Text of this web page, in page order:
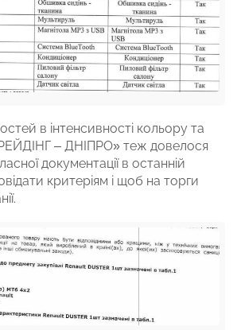
в інтенсивності кольору та
– ДНІПРО» теж довелося
документації в останній
критеріям і щоб на торги